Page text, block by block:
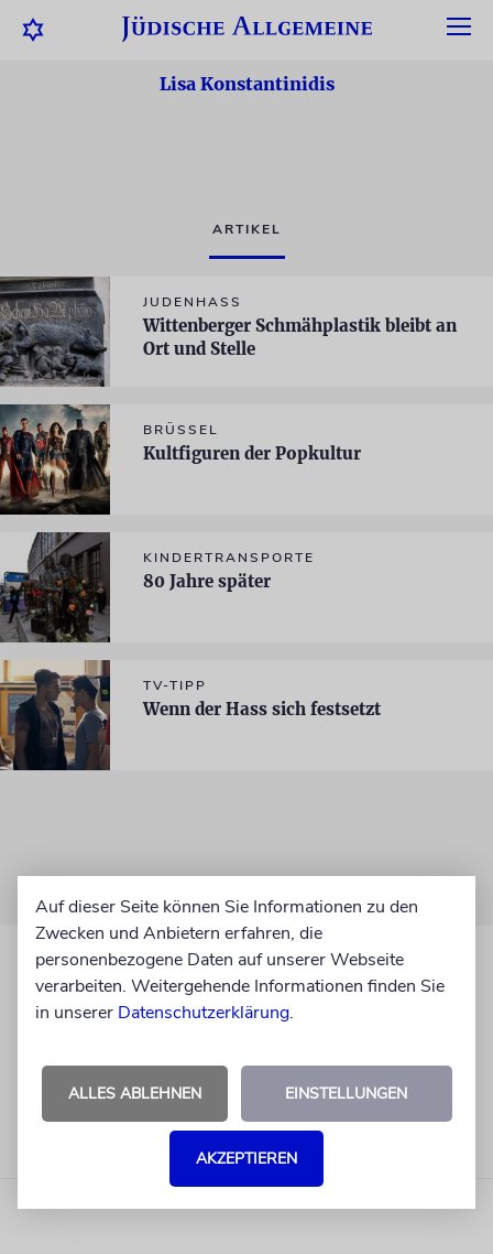
Lisa Konstantinidis
ARTIKEL
JUDENHASS
Wittenberger Schmähplastik bleibt an
Ort und Stelle
BRÜSSEL
Kultfiguren der Popkultur
KINDERTRANSPORTE
80 Jahre später
TV-TIPP
Wenn der Hass sich festsetzt
Auf dieser Seite können Sie Informationen zu den
Zwecken und Anbietern erfahren, die
personenbezogene Daten auf unserer Webseite
verarbeiten. Weitergehende Informationen finden Sie
in unserer Datenschutzerklärung.
ALLES ABLEHNEN EINSTELLUNGEN
AKZEPTIEREN